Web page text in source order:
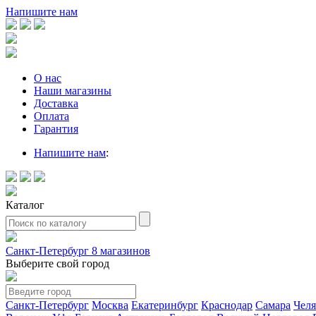
Напишите нам
О нас
Наши магазины
Доставка
Оплата
Гарантия
Напишите нам:
Каталог
Санкт-Петербург 8 магазинов
Выберите свой город
Санкт-Петербург Москва Екатеринбург Краснодар Самара